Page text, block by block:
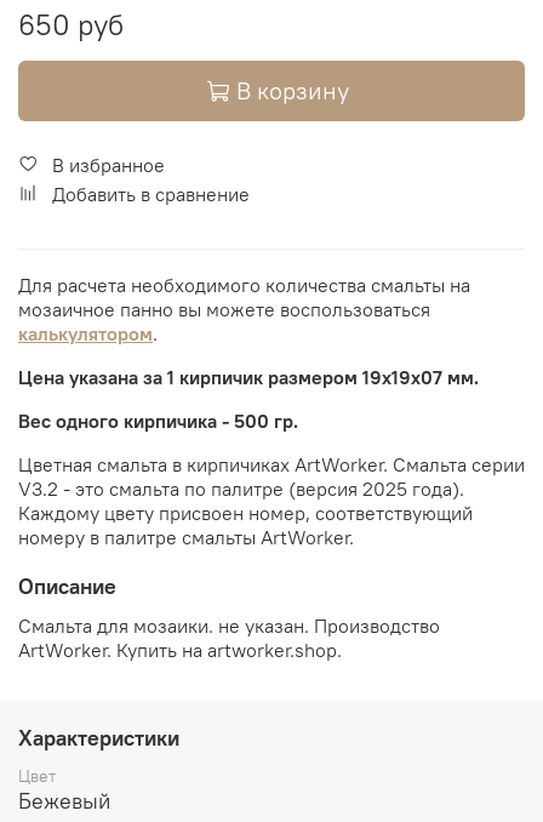
650 руб
В корзину
В избранное
Добавить в сравнение
Для расчета необходимого количества смальты на
мозаичное панно вы можете воспользоваться
калькулятором.
Цена указана за 1 кирпичик размером 19х19х07 мм.
Вес одного кирпичика - 500 гр.
Цветная смальта в кирпичиках ArtWorker. Смальта серии
V3.2 - это смальта по палитре (версия 2025 года).
Каждому цвету присвоен номер, соответствующий
номеру в палитре смальты ArtWorker.
Описание
Смальта для мозаики. не указан. Производство
ArtWorker. Купить на artworker.shop.
Характеристики
Цвет
Бежевый